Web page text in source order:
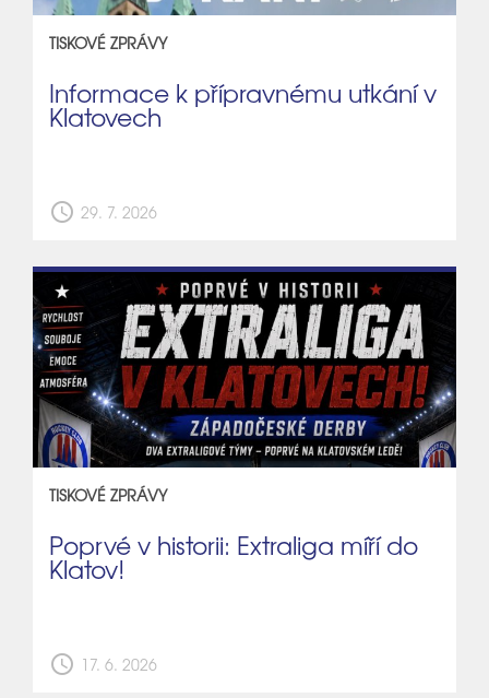
TISKOVÉ ZPRÁVY
Informace k přípravnému utkání v
Klatovech
schedule 29. 7. 2026
TISKOVÉ ZPRÁVY
Poprvé v historii: Extraliga míří do
Klatov!
schedule 17. 6. 2026